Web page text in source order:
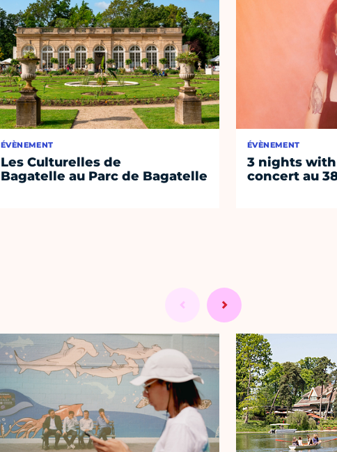
ÉVÈNEMENT
Les Culturelles de
Bagatelle au Parc de Bagatelle
ÉVÈNEMENT
3 nights with
concert au